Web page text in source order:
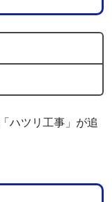
ハツリ工事」が追